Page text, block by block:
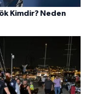
Kimdir? Neden